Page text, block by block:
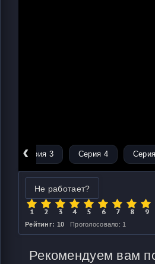
‹
Серия 3 Серия 4
Не работает?
Рейтинг: 10 Проголосовало: 1
Рекомендуем вам